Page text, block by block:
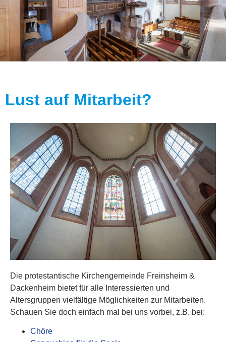
Lust auf Mitarbeit?
Die protestantische Kirchengemeinde Freinsheim &
Dackenheim bietet für alle Interessierten und
Altersgruppen vielfältige Möglichkeiten zur Mitarbeiten.
Schauen Sie doch einfach mal bei uns vorbei, z.B. bei:
Chöre